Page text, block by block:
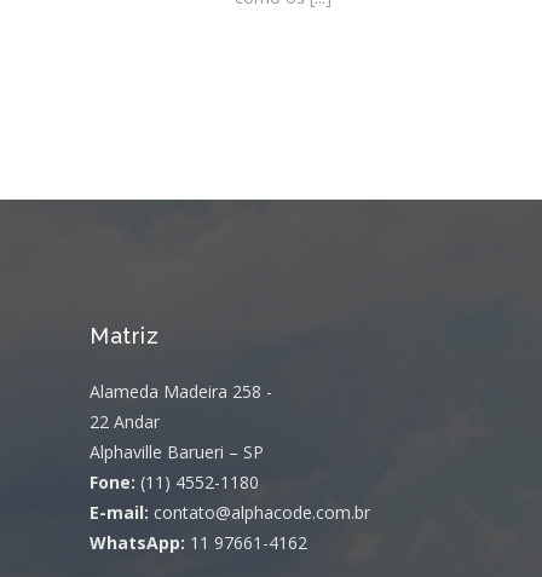
Matriz
Alameda Madeira 258 -
22 Andar
Alphaville Barueri – SP
Fone: (11) 4552-1180
E-mail: contato@alphacode.com.br
WhatsApp: 11 97661-4162